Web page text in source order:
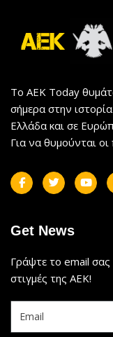
Το AEK Today
σήμερα στην
Ελλάδα και σε
Για να θυμούνται οι
Get News
Γράψτε το email σας
στιγμές της ΑΕΚ!